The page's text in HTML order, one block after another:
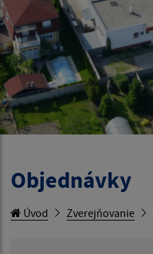
Objednávky
Úvod Zverejňovanie